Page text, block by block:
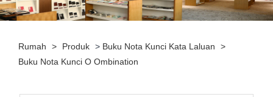
Rumah > Produk > Buku Nota Kunci Kata Laluan
>
Buku Nota Kunci O Ombination